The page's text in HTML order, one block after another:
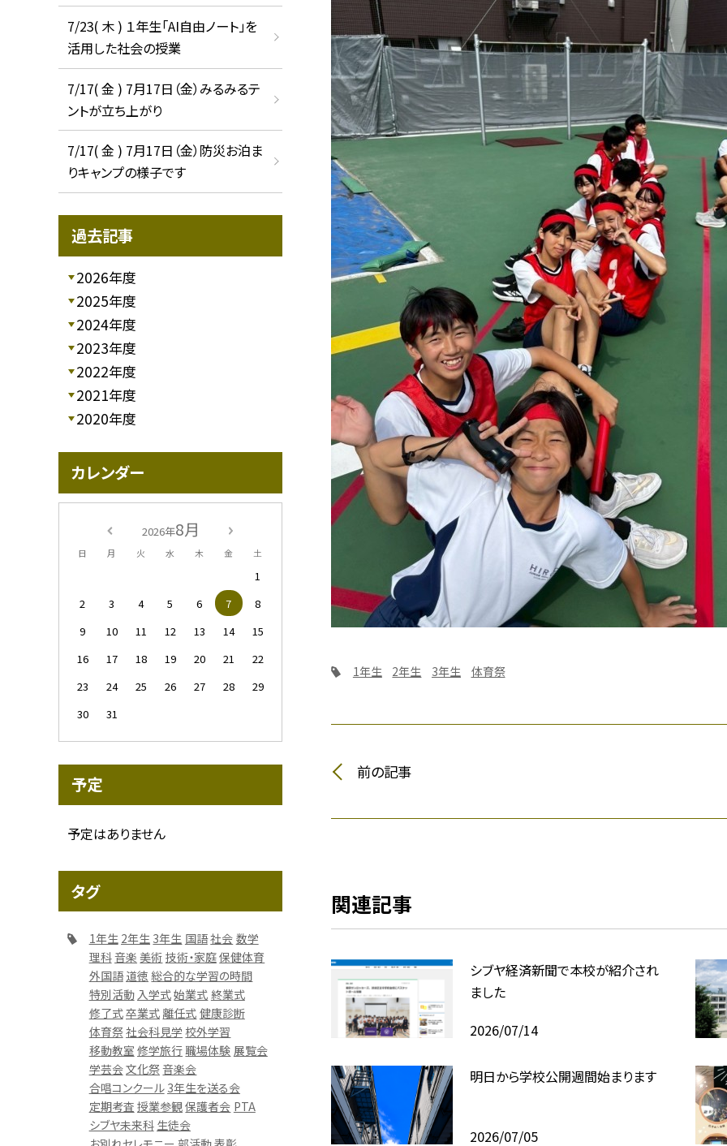
1年生 2年生 3年生 体育祭
前の記事
関連記事
シブヤ経済新聞で本校が紹介され
ました
2026/07/14
明日から学校公開週間始まります
2026/07/05
7/23( 木 ) １年生「AI自由ノート」を
活用した社会の授業
7/17( 金 ) 7月17日（金）みるみるテ
ントが立ち上がり
7/17( 金 ) 7月17日（金）防災お泊ま
りキャンプの様子です
過去記事
2026年度
2025年度
2024年度
2023年度
2022年度
2021年度
2020年度
カレンダー
2026年8月
日 月 火 水 木 金 土
1
2
3 4 5 6 7
8
9
10 11 12 13 14
15
16
17 18 19 20 21
22
23
24 25 26 27 28
29
30
31
予定
予定はありません
タグ
1年生 2年生 3年生 国語社会 数学
理科音楽 美術 技術・家庭保健体育
外国語 道徳 総合的な学習の時間
特別活動 入学式始業式 終業式
修了式卒業式 離任式 健康診断
体育祭社会科見学 校外学習
移動教室 修学旅行職場体験 展覧会
学芸会文化祭音楽会
合唱コンクール 3年生を送る会
定期考査 授業参観保護者会 PTA
シブヤ未来科 生徒会